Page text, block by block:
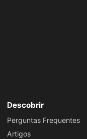
Descobrir
Perguntas Frequentes
Artigos